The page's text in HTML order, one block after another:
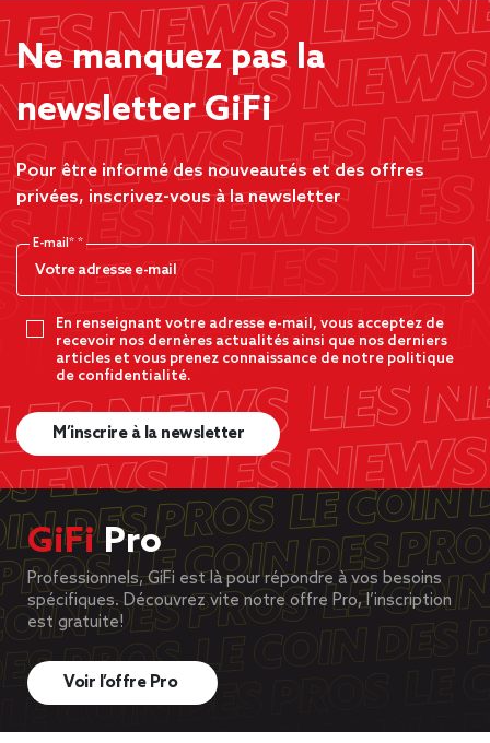
Ne manquez pas la
newsletter GiFi
Pour être informé des nouveautés et des offres
privées, inscrivez-vous à la newsletter
E-mail*
En renseignant votre adresse e-mail, vous acceptez de
recevoir nos dernères actualités ainsi que nos derniers
articles et vous prenez connaissance de notre politique
de confidentialité.
M’inscrire à la newsletter
GiFiPro
Professionnels, GiFi est là pour répondre à vos besoins
spécifiques. Découvrez vite notre offre Pro, l’inscription
est gratuite!
Voir l’offre Pro